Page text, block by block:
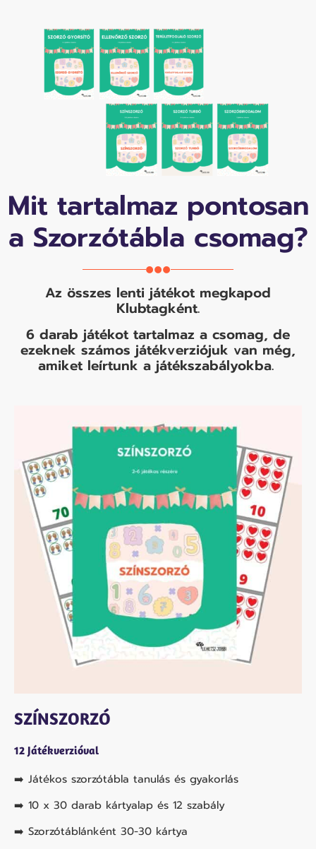
Mit tartalmaz pontosan
a Szorzótábla csomag?
Az összes lenti játékot megkapod
Klubtagként.
6 darab játékot tartalmaz a csomag, de
ezeknek számos játékverziójuk van még,
amiket leírtunk a játékszabályokba.
SZÍNSZORZÓ
12 Játékverzióval
➡️ Játékos szorzótábla tanulás és gyakorlás
➡️ 10 x 30 darab kártyalap és 12 szabály
➡️ Szorzótáblánként 30-30 kártya